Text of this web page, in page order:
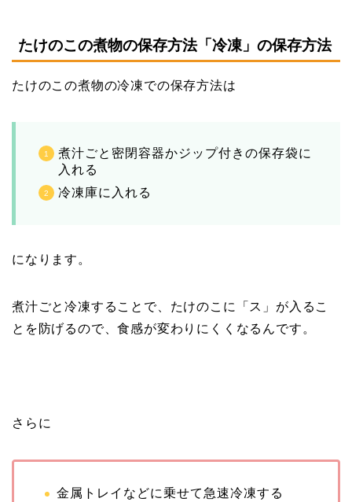
たけのこの煮物の保存方法「冷凍」の保存方法
たけのこの煮物の冷凍での保存方法は
煮汁ごと密閉容器かジップ付きの保存袋に
入れる
冷凍庫に入れる
になります。
煮汁ごと冷凍することで、たけのこに「ス」が入るこ
とを防げるので、食感が変わりにくくなるんです。
さらに
金属トレイなどに乗せて急速冷凍する